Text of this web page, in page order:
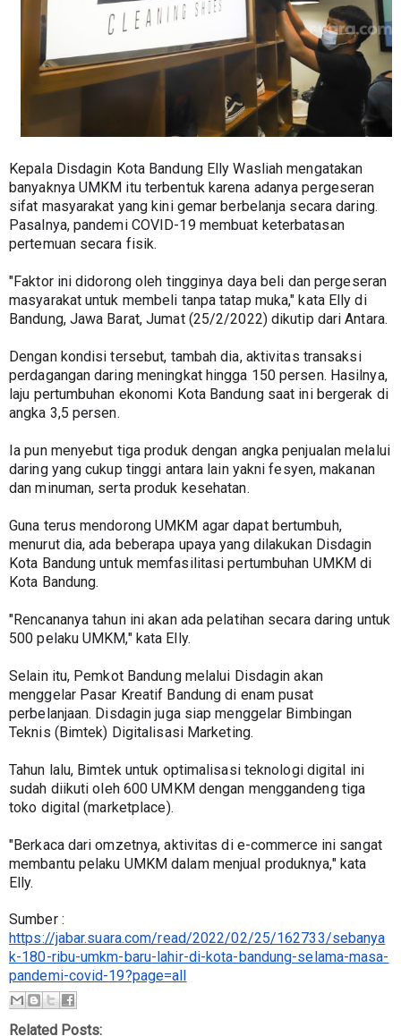
Kepala Disdagin Kota Bandung Elly Wasliah mengatakan
banyaknya UMKM itu terbentuk karena adanya pergeseran
sifat masyarakat yang kini gemar berbelanja secara daring.
Pasalnya, pandemi COVID-19 membuat keterbatasan
pertemuan secara fisik.
"Faktor ini didorong oleh tingginya daya beli dan pergeseran
masyarakat untuk membeli tanpa tatap muka," kata Elly di
Bandung, Jawa Barat, Jumat (25/2/2022) dikutip dari Antara.
Dengan kondisi tersebut, tambah dia, aktivitas transaksi
perdagangan daring meningkat hingga 150 persen. Hasilnya,
laju pertumbuhan ekonomi Kota Bandung saat ini bergerak di
angka 3,5 persen.
Ia pun menyebut tiga produk dengan angka penjualan melalui
daring yang cukup tinggi antara lain yakni fesyen, makanan
dan minuman, serta produk kesehatan.
Guna terus mendorong UMKM agar dapat bertumbuh,
menurut dia, ada beberapa upaya yang dilakukan Disdagin
Kota Bandung untuk memfasilitasi pertumbuhan UMKM di
Kota Bandung.
"Rencananya tahun ini akan ada pelatihan secara daring untuk
500 pelaku UMKM," kata Elly.
Selain itu, Pemkot Bandung melalui Disdagin akan
menggelar Pasar Kreatif Bandung di enam pusat
perbelanjaan. Disdagin juga siap menggelar Bimbingan
Teknis (Bimtek) Digitalisasi Marketing.
Tahun lalu, Bimtek untuk optimalisasi teknologi digital ini
sudah diikuti oleh 600 UMKM dengan menggandeng tiga
toko digital (marketplace).
"Berkaca dari omzetnya, aktivitas di e-commerce ini sangat
membantu pelaku UMKM dalam menjual produknya," kata
Elly.
https://jabar.suara.com/read/2022/02/25/162733/sebanya
k-180-ribu-umkm-baru-lahir-di-kota-bandung-selama-masa-
pandemi-covid-19?page=all
Related Posts: